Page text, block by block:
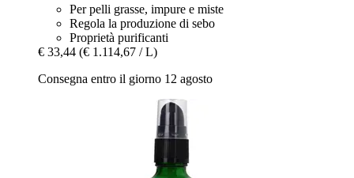
Per pelli grasse, impure e miste
Regola la produzione di sebo
Proprietà purificanti
€ 33,44 (€ 1.114,67 / L)
Consegna entro il giorno 12 agosto